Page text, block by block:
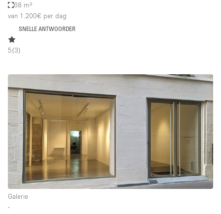
68 m²
van 1.200€ per dag
SNELLE ANTWOORDER
5(3)
Galerie
∙